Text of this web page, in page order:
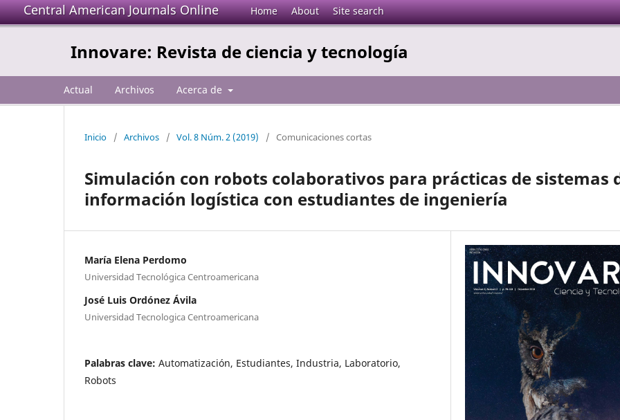
Central American Journals Online Home About Site search
Innovare: Revista de ciencia y tecnología
Actual Archivos Acerca de
Inicio / Archivos / Vol. 8 Núm. 2 (2019) / Comunicaciones cortas
Simulación con robots colaborativos para prácticas de sistemas
información logística con estudiantes de ingeniería
María Elena Perdomo
Universidad Tecnológica Centroamericana
José Luis Ordónez Ávila
Universidad Tecnologica Centroamericana
Palabras clave: Automatización, Estudiantes, Industria, Laboratorio,
Robots